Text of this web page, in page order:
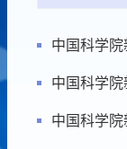
中国科学
中国科学
中国科学